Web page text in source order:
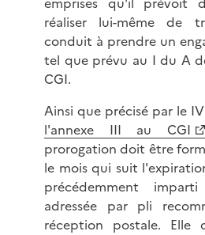
réaliser lui-même de
conduit à prendre un
tel que prévu au I du A
CGI.
Ainsi que précisé par le
l'annexe III au CGI
prorogation doit être
le mois qui suit
précédemment
adressée par pli
réception postale.